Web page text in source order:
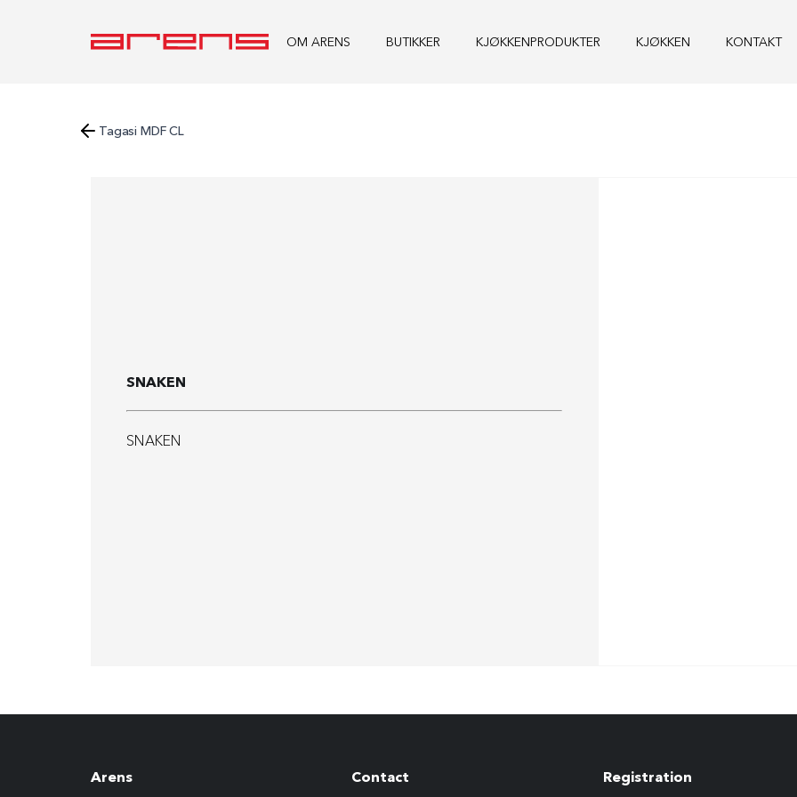
OM ARENS BUTIKKER KJØKKENPRODUKTER KJØKKEN KONTAKT
Tagasi MDF CL
SNAKEN
SNAKEN
Arens Contact Registration